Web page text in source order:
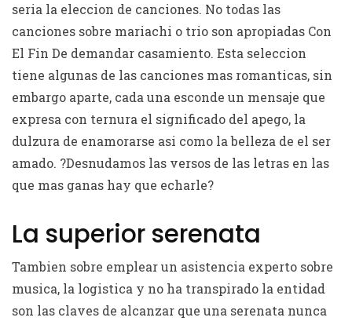
seri­a la eleccion de canciones. No todas las
canciones sobre mariachi o trio son apropiadas Con
El Fin De demandar casamiento. Esta seleccion
tiene algunas de las canciones mas romanticas, sin
embargo aparte, cada una esconde un mensaje que
expresa con ternura el significado del apego, la
dulzura de enamorarse asi­ como la belleza de el ser
amado. ?Desnudamos las versos de las letras en las
que mas ganas hay que echarle?
La superior serenata
Tambien sobre emplear un asistencia experto sobre
musica, la logistica y no ha transpirado la entidad
son las claves de alcanzar que una serenata nunca